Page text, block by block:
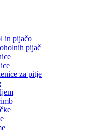
in pijačo
pijač
za pitje